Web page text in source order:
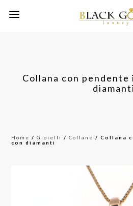
Collana con
diamanti
Home /Gioielli /Collane / Collana
con diamanti